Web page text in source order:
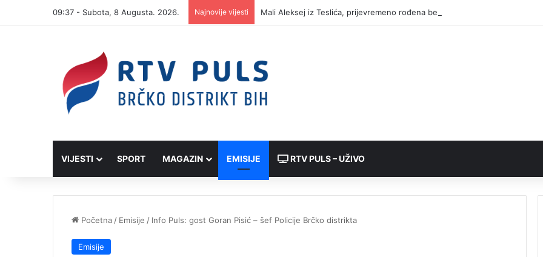
09:37 - Subota, 8 Augusta. 2026. Najnovije vijesti
VIJESTI SPORT MAGAZIN EMISIJE RTV PULS – UŽIVO
Početna / Emisije / Info Puls: gost Goran Pisić – šef Policije Brčko distrikta
Emisije